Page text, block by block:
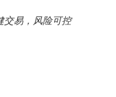
交易，风险可控